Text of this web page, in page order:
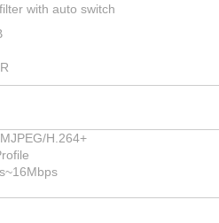
with auto switch
H.264+